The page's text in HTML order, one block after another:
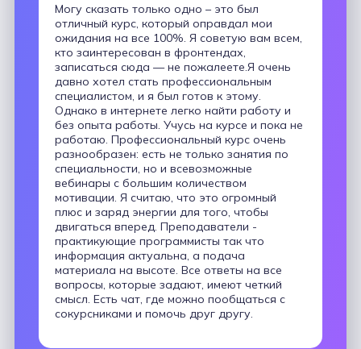
Могу сказать только одно – это был
отличный курс, который оправдал мои
ожидания на все 100%. Я советую вам всем,
кто заинтересован в фронтендах,
записаться сюда — не пожалеете.Я очень
давно хотел стать профессиональным
специалистом, и я был готов к этому.
Однако в интернете легко найти работу и
без опыта работы. Учусь на курсе и пока не
работаю. Профессиональный курс очень
разнообразен: есть не только занятия по
специальности, но и всевозможные
вебинары с большим количеством
мотивации. Я считаю, что это огромный
плюс и заряд энергии для того, чтобы
двигаться вперед. Преподаватели -
практикующие программисты так что
информация актуальна, а подача
материала на высоте. Все ответы на все
вопросы, которые задают, имеют четкий
смысл. Есть чат, где можно пообщаться с
сокурсниками и помочь друг другу.